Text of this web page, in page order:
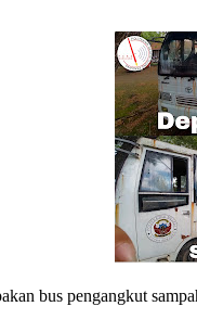
bus pengangkut